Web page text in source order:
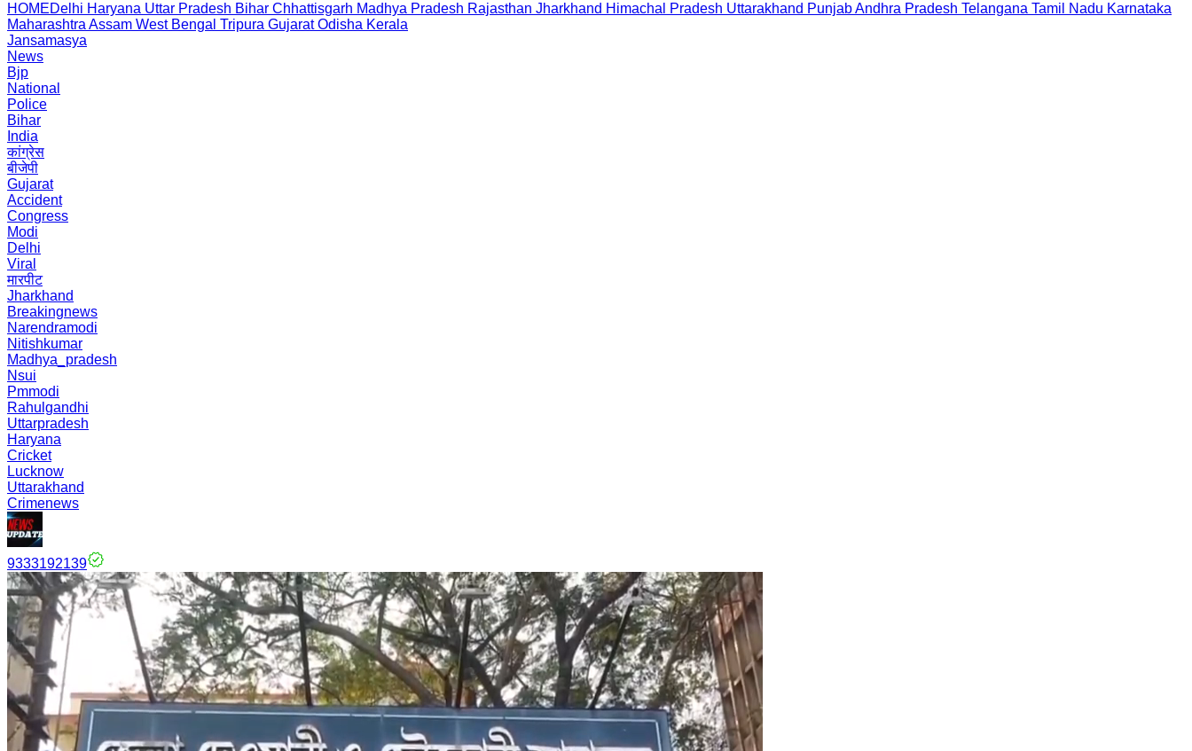
HOMEDelhi Haryana Uttar Pradesh Bihar Chhattisgarh Madhya Pradesh Rajasthan Jharkhand Himachal Pradesh Uttarakhand PunjabAndhra Pradesh Telangana Tamil Nadu Karnataka
Maharashtra Assam West Bengal Tripura Gujarat Odisha Kerala
Jansamasya
News
Bjp
National
Police
Bihar
India
कांग्रेस
बीजेपी
Gujarat
Accident
Congress
Modi
Delhi
Viral
मारपीट
Jharkhand
Breakingnews
Narendramodi
Nitishkumar
Madhya_pradesh
Nsui
Pmmodi
Rahulgandhi
Uttarpradesh
Haryana
Cricket
Lucknow
Uttarakhand
Crimenews
9333192139